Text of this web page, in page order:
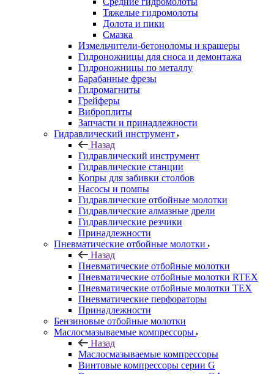
Тяжелые гидромолоты
Долота и пики
Смазка
Измельчители-бетоноломы и крашеры
Гидроножницы для сноса и демонтажа
Гидроножницы по металлу
Барабанные фрезы
Гидромагниты
Грейферы
Виброплиты
Запчасти и принадлежности
Гидравлический инструмент
Назад
Гидравлический инструмент
Гидравлические станции
Копры для забивки столбов
Насосы и помпы
Гидравлические отбойные молотки
Гидравлические алмазные дрели
Гидравлические резчики
Принадлежности
Пневматические отбойные молотки
Назад
Пневматические отбойные молотки
Пневматические отбойные молотки RTEX
Пневматические отбойные молотки TEX
Пневматические перфораторы
Принадлежности
Бензиновые отбойные молотки
Маслосмазываемые компрессоры
Назад
Маслосмазываемые компрессоры
Винтовые компрессоры серии G